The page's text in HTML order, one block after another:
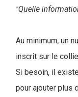
"Quelle
Au minimum, un
inscrit sur le
Si besoin, il
pour ajouter plus